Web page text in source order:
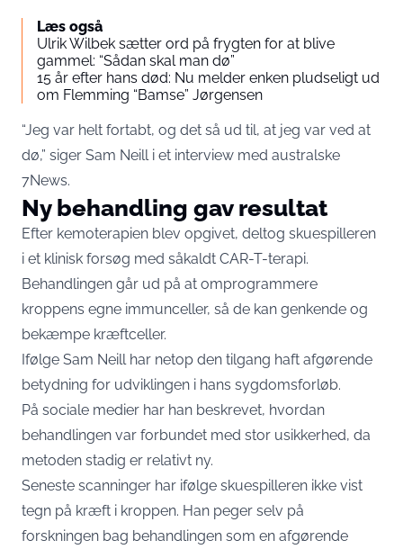
Læs også
Ulrik Wilbek sætter ord på frygten for at blive
gammel: “Sådan skal man dø”
15 år efter hans død: Nu melder enken pludseligt ud
om Flemming “Bamse” Jørgensen
“Jeg var helt fortabt, og det så ud til, at jeg var ved at
dø,” siger Sam Neill i et interview med australske
7News.
Ny behandling gav resultat
Efter kemoterapien blev opgivet, deltog skuespilleren
i et klinisk forsøg med såkaldt CAR-T-terapi.
Behandlingen går ud på at omprogrammere
kroppens egne immunceller, så de kan genkende og
bekæmpe kræftceller.
Ifølge Sam Neill har netop den tilgang haft afgørende
betydning for udviklingen i hans sygdomsforløb.
På sociale medier har han beskrevet, hvordan
behandlingen var forbundet med stor usikkerhed, da
metoden stadig er relativt ny.
Seneste scanninger har ifølge skuespilleren ikke vist
tegn på kræft i kroppen. Han peger selv på
forskningen bag behandlingen som en afgørende